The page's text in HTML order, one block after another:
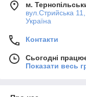
м.
вул.Стрийська
Україна
Контакти
Сьогодні
Показати весь